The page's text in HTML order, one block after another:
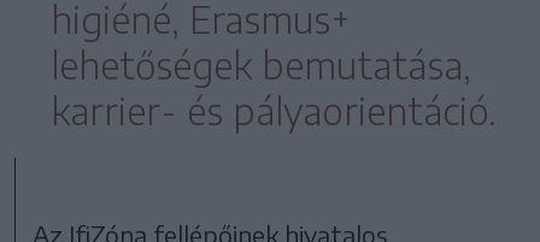
higiéné, Erasmus+
lehetőségek bemutatása,
karrier- és pályaorientáció.
Az IfiZóna fellépőinek hivatalos